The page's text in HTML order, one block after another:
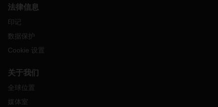
三角洲至华南地区（包括香港）的接驳船服务已暂停。可能会
不确定性。
DACHSER
切可能将您的装运延误可能性降至最低。如有任何疑问，请随
法律信息
印记
数据保护
Cookie 设置
关于我们
全球位置
媒体室